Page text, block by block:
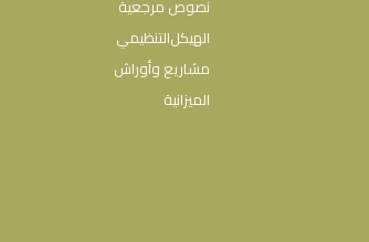
نصوص مرجعية
اﻟﻬﯿﻜﻞاﻟﺘﻨﻈﯿﻤﻲ
مشاريع وأوراش
الميزانية